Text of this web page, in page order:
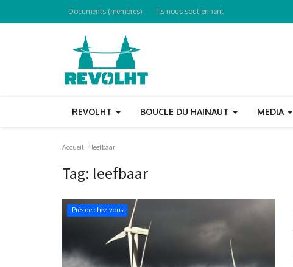
Documents (membres) Ils nous soutiennent
REVOLHT BOUCLE DU HAINAUT MEDIA
Accueil leefbaar
Tag: leefbaar
Près de chez vous